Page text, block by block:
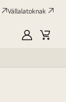
Vállalatoknak
SajátKosár